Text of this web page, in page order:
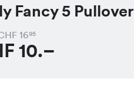
Fancy 5 Pullover
1695
10.–